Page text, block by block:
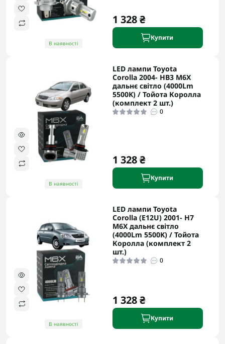
В наявності
1 328 ₴
Купити
В наявності
LED лампи Toyota
Corolla 2004- HB3 M6X
дальнє світло (4000Lm
5500K) / Тойота Королла
(комплект 2 шт.)
0
1 328 ₴
Купити
В наявності
LED лампи Toyota
Corolla (E12U) 2001- H7
M6X дальнє світло
(4000Lm 5500K) / Тойота
Королла (комплект 2
шт.)
0
1 328 ₴
Купити